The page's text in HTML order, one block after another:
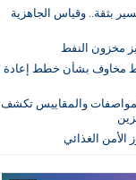
بثقة.. وقياس الجاهزية
مخزون النفط
مخاوف بشأن خطط إعادة
والمقاييس تكشف
الأمن الغذائي